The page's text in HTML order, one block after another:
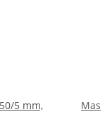
5 mm,